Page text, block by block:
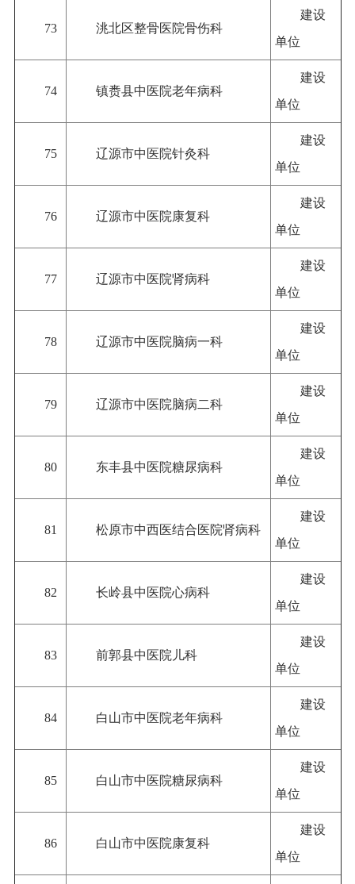
73 洮北区整骨医院骨伤科
建设
单位
74 镇赉县中医院老年病科
建设
单位
75 辽源市中医院针灸科
建设
单位
76 辽源市中医院康复科
建设
单位
77 辽源市中医院肾病科
建设
单位
78 辽源市中医院脑病一科
建设
单位
79 辽源市中医院脑病二科
建设
单位
80 东丰县中医院糖尿病科
建设
单位
81 松原市中西医结合医院肾病科
建设
单位
82 长岭县中医院心病科
建设
单位
83 前郭县中医院儿科
建设
单位
84 白山市中医院老年病科
建设
单位
85 白山市中医院糖尿病科
建设
单位
86 白山市中医院康复科
建设
单位